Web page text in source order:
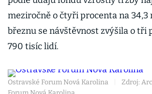
meziročně o čtyři procenta na 34,3
březnu se návštěvnost zvýšila o tři
790 tisíc lidí.
Ostravské Forum Nová Karolina
Zdroj: